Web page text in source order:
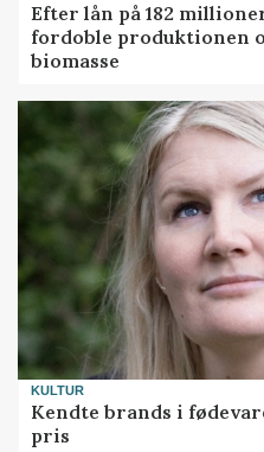
Efter lån på 182
fordoble produktionen
biomasse
KULTUR
Kendte brands i
pris